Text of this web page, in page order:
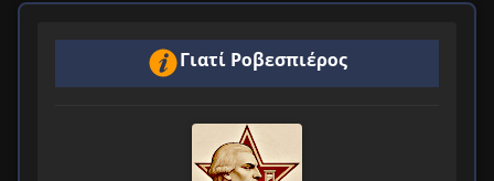
Γιατί Ροβεσπιέρος